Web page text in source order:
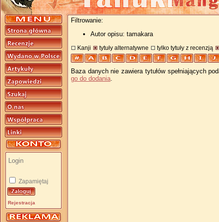
Zapamiętaj
Rejestracja
Filtrowanie:
Autor opisu: tamakara
Kanji tytuły alternatywne tylko tytuły z recenzją
Baza danych nie zawiera tytułów spełniających
go do dodania.